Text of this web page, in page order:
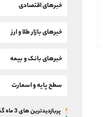
خبرهای اقتصادی
خبرهای بازار طلا و ارز
خبرهای بانک و بیمه
سطح پایه و اسمارت
پربازدیدترین های 3 ماه گذشته